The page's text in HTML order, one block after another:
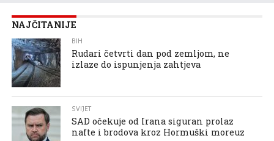
NAJČITANIJE
BIH
Rudari četvrti dan pod zemljom, ne
izlaze do ispunjenja zahtjeva
SVIJET
SAD očekuje od Irana siguran prolaz
nafte i brodova kroz Hormuški moreuz